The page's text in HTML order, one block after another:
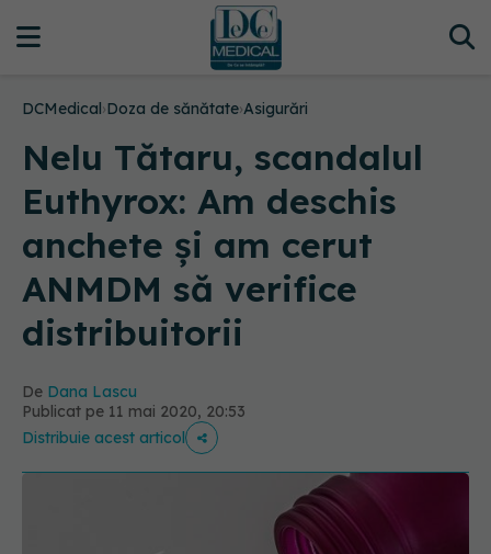
DCMedical›Doza de sănătate›Asigurări
Nelu Tătaru, scandalul
Euthyrox: Am deschis
anchete și am cerut
ANMDM să verifice
distribuitorii
De Dana Lascu
Publicat pe 11 mai 2020, 20:53
Distribuie acest articol